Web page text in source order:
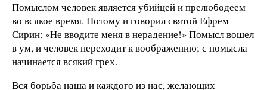
Помыслом человек является убийцей и прелюбодеем
во всякое время. Потому и говорил святой Ефрем
Сирин: «Не вводите меня в нерадение!» Помысл вошел
в ум, и человек переходит к воображению; с помысла
начинается всякий грех.
Вся борьба наша и каждого из нас, желающих